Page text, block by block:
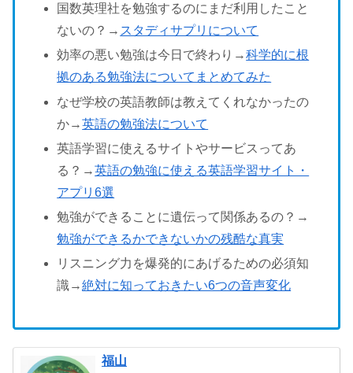
国数英理社を勉強するのにまだ利用したこと
ないの？→ スタディサプリについて
効率の悪い勉強は今日で終わり→科学的に根
拠のある勉強法についてまとめてみた
なぜ学校の英語教師は教えてくれなかったの
か→英語の勉強法について
英語学習に使えるサイトやサービスってあ
る？→英語の勉強に使える英語学習サイト・
アプリ6選
勉強ができることに遺伝って関係あるの？→
勉強ができるかできないかの残酷な真実
リスニング力を爆発的にあげるための必須知
識→絶対に知っておきたい6つの音声変化
福山